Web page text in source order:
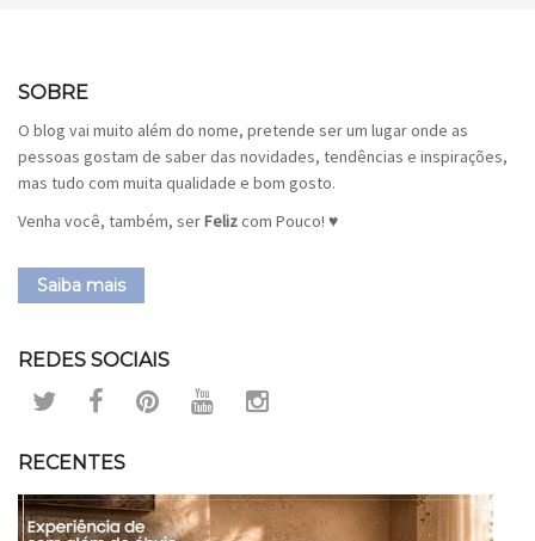
SOBRE
O blog vai muito além do nome, pretende ser um lugar onde as
pessoas gostam de saber das novidades, tendências e inspirações,
mas tudo com muita qualidade e bom gosto.
Venha você, também, serFelizcom Pouco! ♥
Saiba mais
REDES SOCIAIS
RECENTES